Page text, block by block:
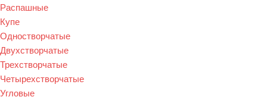
Распашные
Купе
Одностворчатые
Двухстворчатые
Трехстворчатые
Четырехстворчатые
Угловые